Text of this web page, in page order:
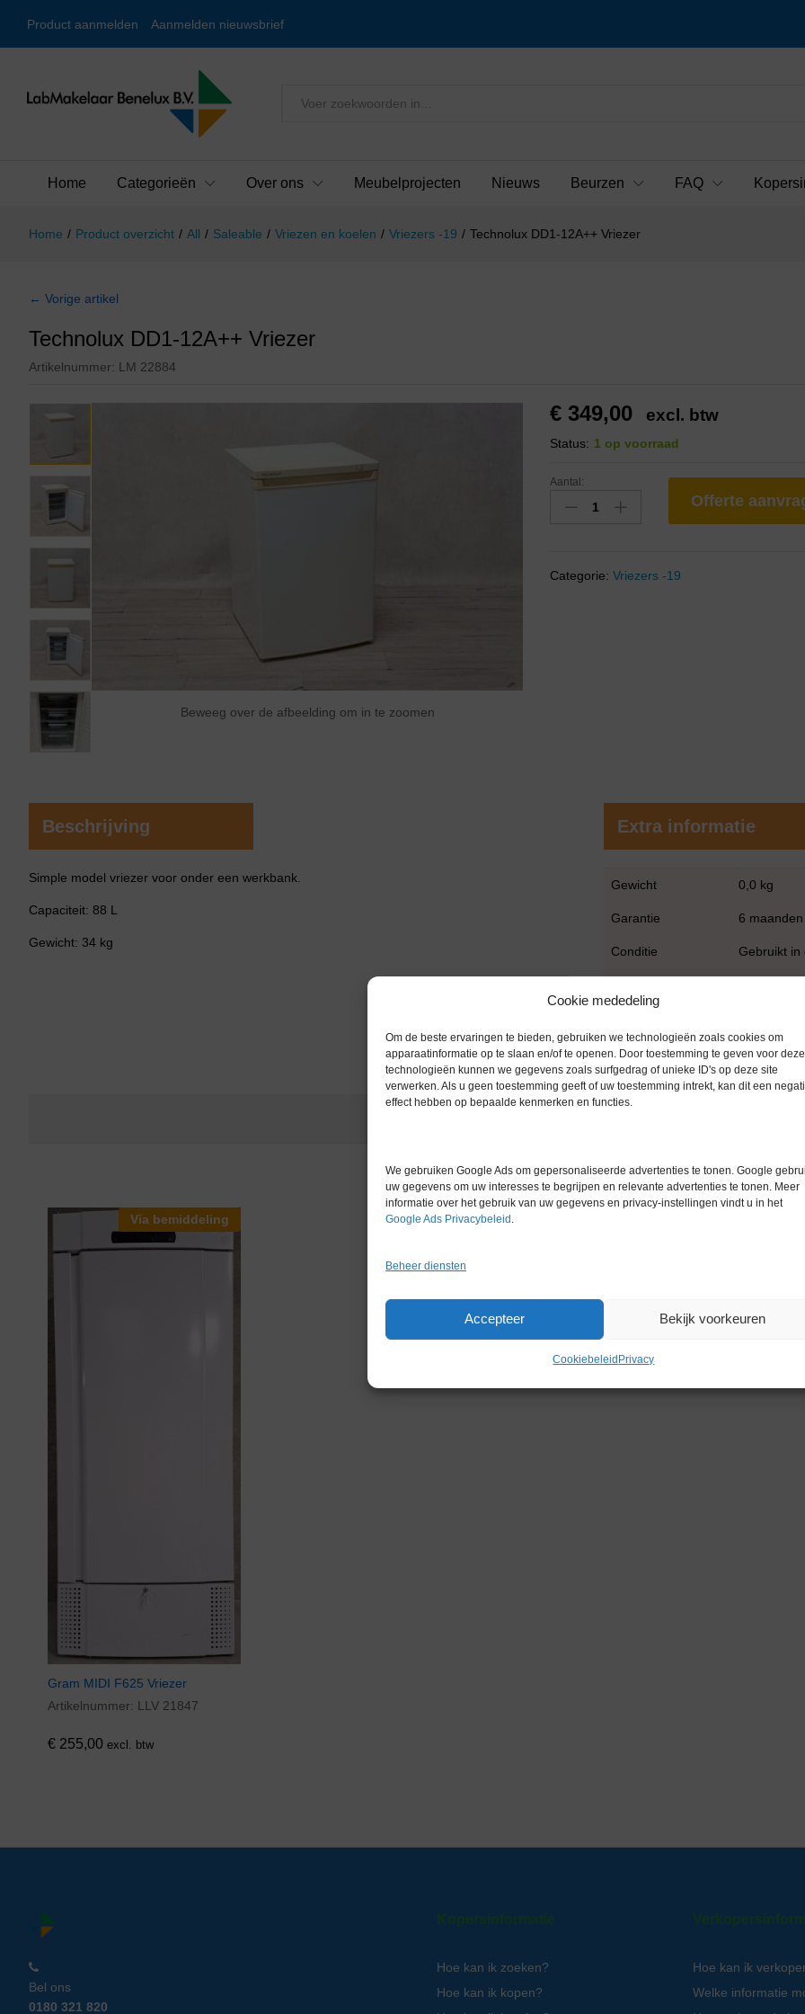
Cookie mededeling
Om de beste ervaringen te bieden, gebruiken we technologieën zoals cookies om
apparaatinformatie op te slaan en/of te openen. Door toestemming te geven voor deze
technologieën kunnen we gegevens zoals surfgedrag of unieke ID's op deze site
verwerken. Als u geen toestemming geeft of uw toestemming intrekt, kan dit een
effect hebben op bepaalde kenmerken en functies.
We gebruiken Google Ads om gepersonaliseerde advertenties te tonen. Google
uw gegevens om uw interesses te begrijpen en relevante advertenties te tonen. Meer
informatie over het gebruik van uw gegevens en privacy-instellingen vindt u in het
Google Ads Privacybeleid .
Beheer diensten
Accepteer Bekijk voorkeuren
CookiebeleidPrivacy
Product aanmelden Aanmelden nieuwsbrief
Alles
Home Categorieën Over ons Meubelprojecten Nieuws Beurzen FAQ
Home / Product overzicht / All / Saleable / Vriezen en koelen / Vriezers -19 / Technolux DD1-12A++ Vriezer
← Vorige artikel
Technolux DD1-12A++ Vriezer
Artikelnummer: LM 22884
Beweeg over de afbeelding om in te zoomen
€ 349,00 excl. btw
Status: 1 op voorraad
Aantal:
Offerte
Categorie:Vriezers -19
Beschrijving
Simple model vriezer voor onder een werkbank.
Capaciteit: 88 L
Gewicht: 34 kg
Extra informatie
Gewicht 0,0 kg
Garantie 6 maanden
Conditie Gebruikt in
Via bemiddeling
Gram MIDI F625 Vriezer
Artikelnummer: LLV 21847
€ 255,00 excl. btw
Bel ons
0180 321 820
Kopersinformatie
Hoe kan ik zoeken?
Hoe kan ik kopen?
Hoe kan ik
Welke informatie